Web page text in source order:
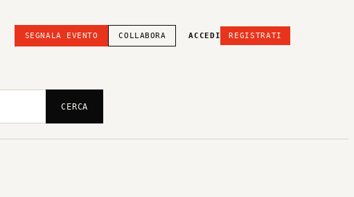
SEGNALA EVENTO COLLABORA ACCEDI REGISTRATI
CERCA